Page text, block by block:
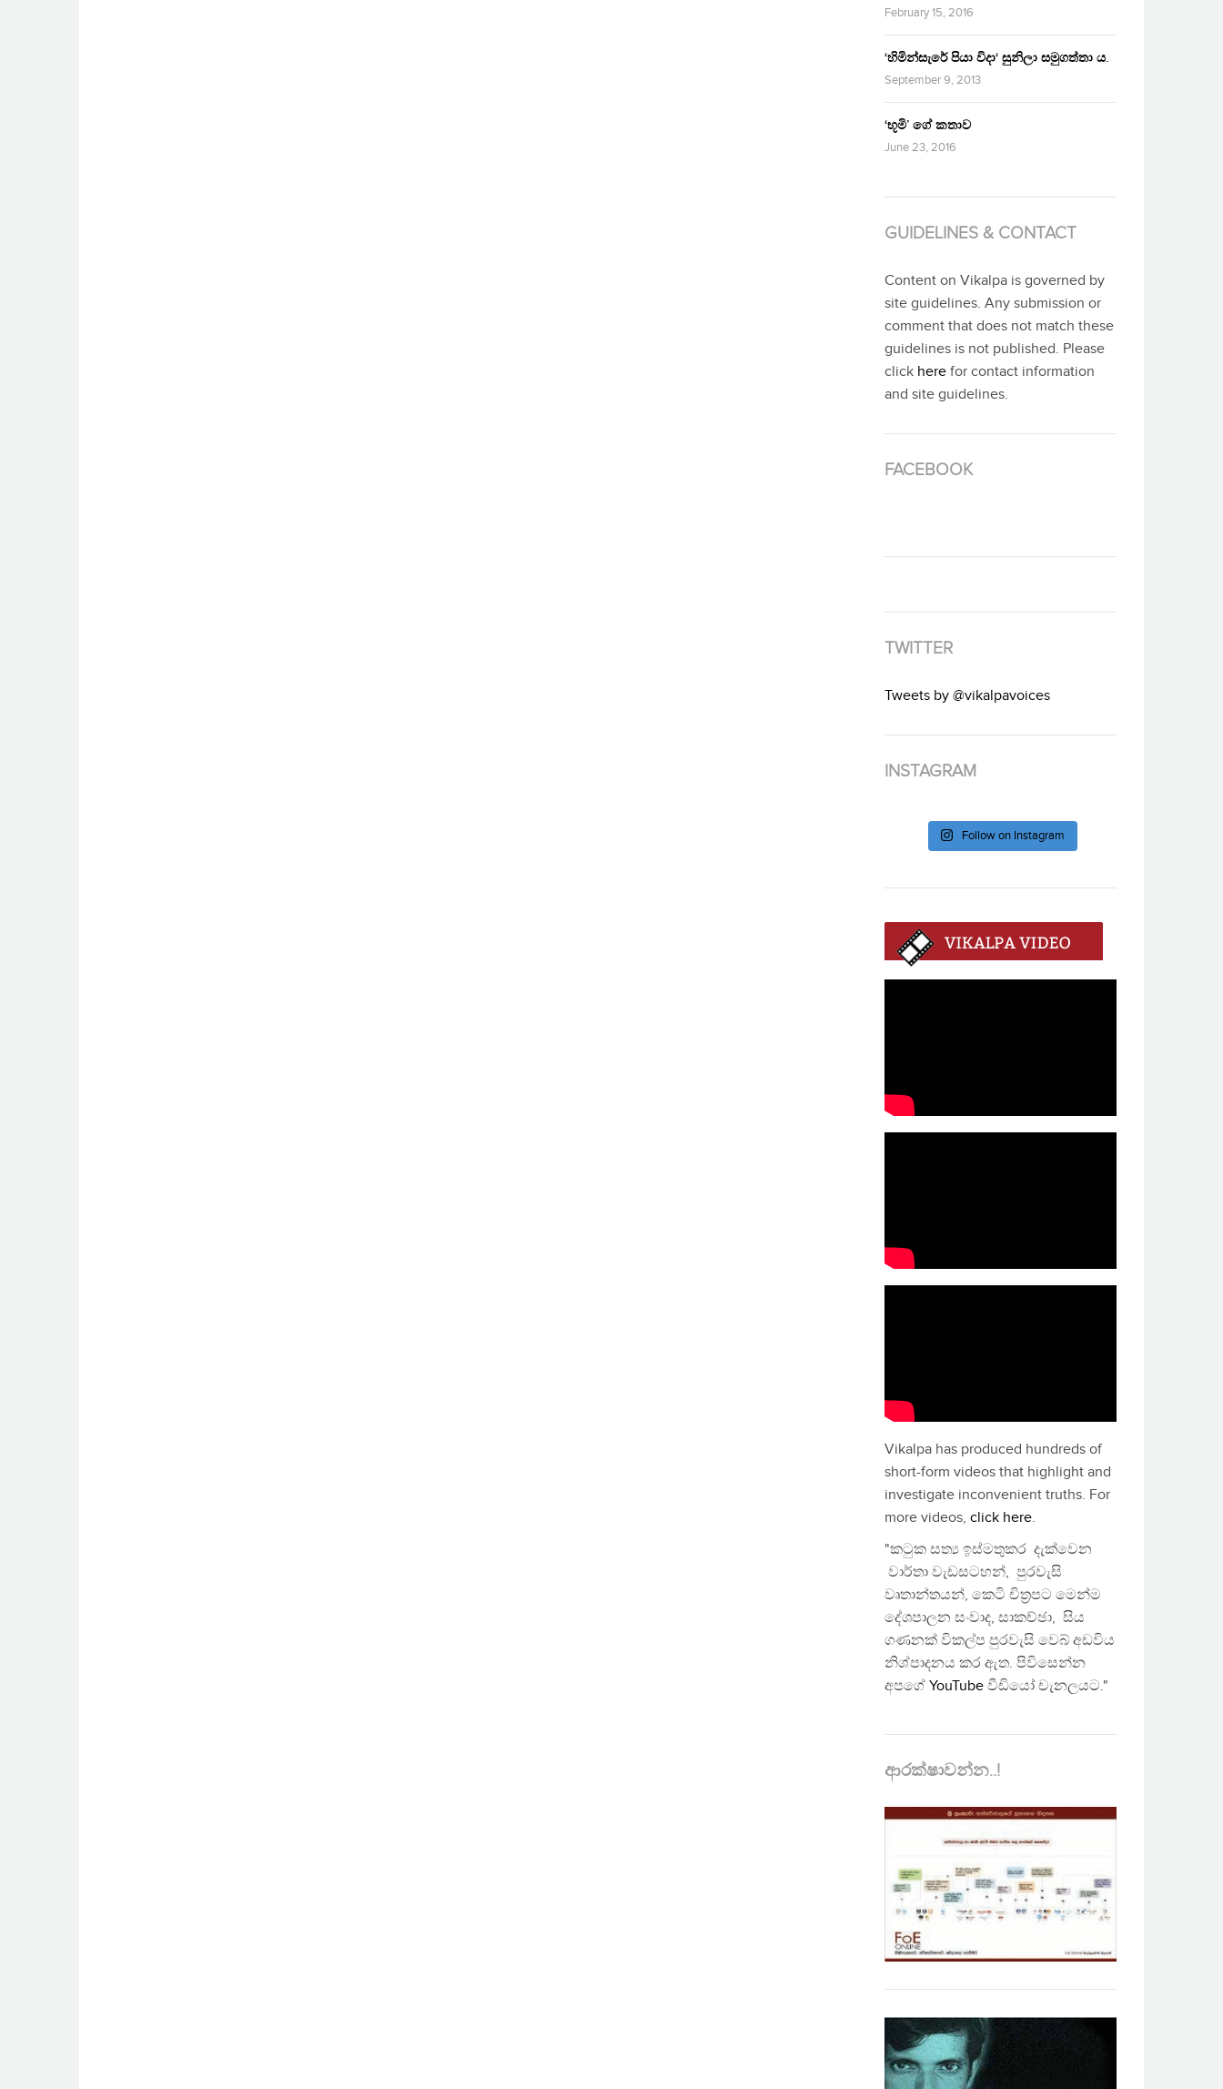
February 15, 2016
‘හිමින්සැරේ පියා විදා‘ සුනිලා සමුගත්තා ය.
September 9, 2013
‘භූමි’ ගේ කතාව
June 23, 2016
GUIDELINES & CONTACT
Content on Vikalpa is governed by
site guidelines. Any submission or
comment that does not match these
guidelines is not published. Please
click here for contact information
and site guidelines.
FACEBOOK
TWITTER
Tweets by @vikalpavoices
INSTAGRAM
Follow on Instagram
Vikalpa has produced hundreds of
short-form videos that highlight and
investigate inconvenient truths. For
more videos, click here.
"කටුක සත්‍ය ඉස්මතුකර දැක්වෙන
වාර්තා වැඩසටහන්, පුරවැසි
වෘතාන්තයන්, කෙටි චිත්‍රපට මෙන්ම
දේශපාලන සංවාද, සාකච්ඡා, සිය
ගණනක් විකල්ප පුරවැසි වෙබ් අඩවිය
නිශ්පාදනය කර ඇත. පිවිසෙන්න
අපගේ YouTube වීඩියෝ චැනලයට."
ආරක්ෂාවන්න..!